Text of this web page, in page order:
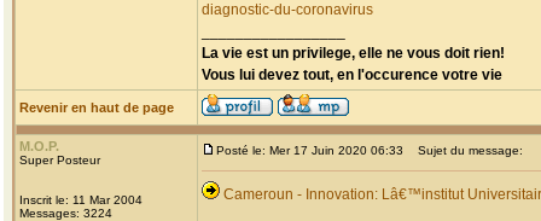
diagnostic-du-coronavirus
La vie est un privilege, elle ne vous doit rien!
Vous lui devez tout, en l'occurence votre vie
Revenir en haut de page
M.O.P.
Super Posteur
Inscrit le: 11 Mar 2004
Messages: 3224
Posté le: Mer 17 Juin 2020 06:33 Sujet du message:
Cameroun - Innovation: Lâ€™institut